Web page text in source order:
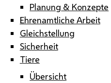
Planung & Konzepte
Ehrenamtliche Arbeit
Gleichstellung
Sicherheit
Tiere
Übersicht